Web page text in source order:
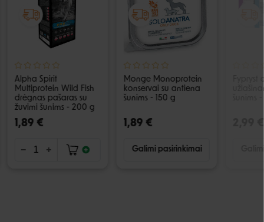
Alpha Spirit
Multiprotein Wild Fish
drėgnas pašaras su
žuvimi šunims - 200 g
1,89 €
Monge Monoprotein
konservai su antiena
šunims - 150 g
1,89 €
Galimi pasirinkimai